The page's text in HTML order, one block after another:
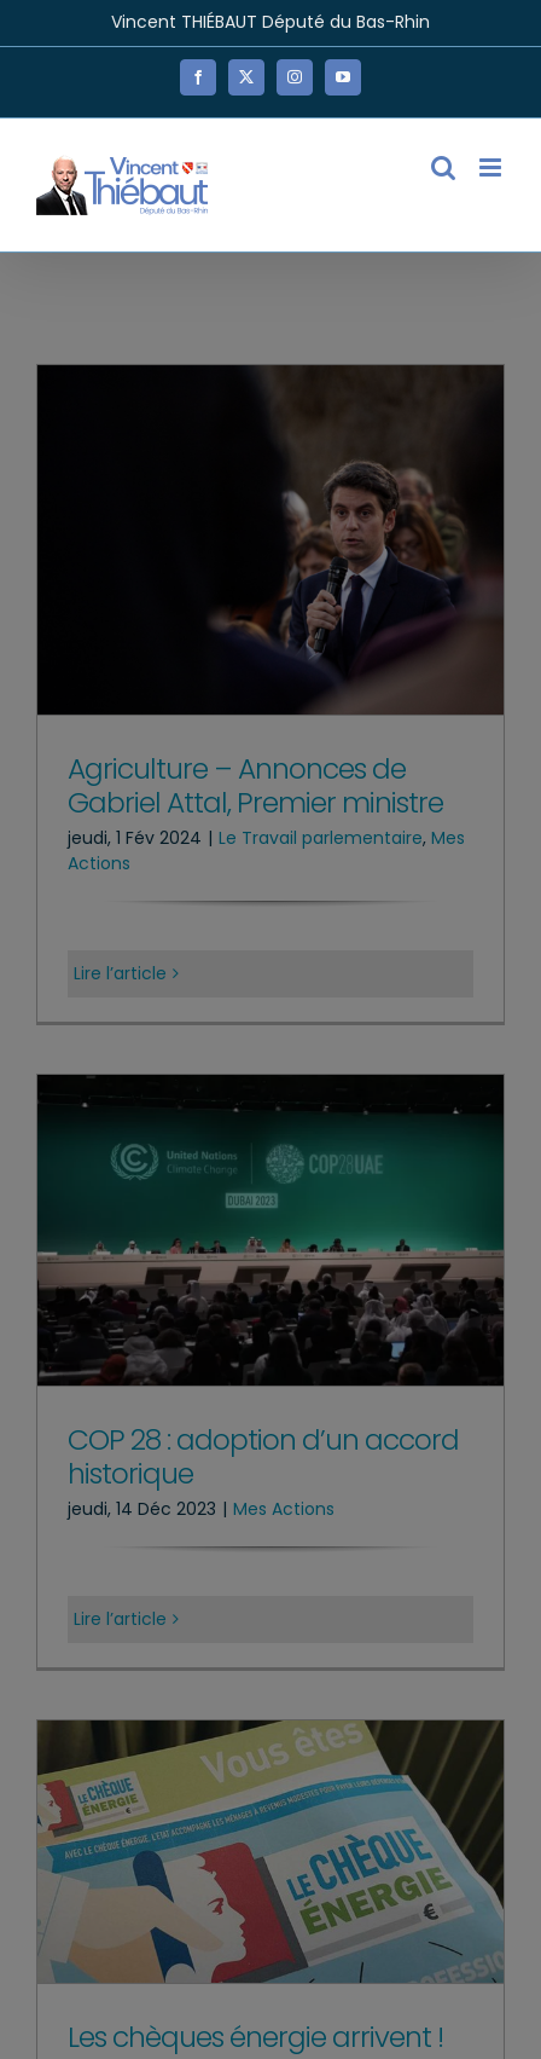
Vincent THIÉBAUT Député du Bas-Rhin
Facebook
X InstagramYouTube
Agriculture – Annonces de
Gabriel Attal, Premier ministre
jeudi, 1 Fév 2024 | Le Travail parlementaire, Mes
Actions
Lire l’article
COP 28 : adoption d’un accord
historique
jeudi, 14 Déc 2023 | Mes Actions
Lire l’article
Les chèques énergie arrivent !